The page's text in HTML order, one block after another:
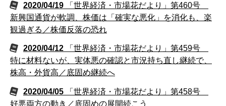
2020/04/19
「世界経済・市場花だより」第460号
新興国通貨が軟調、株価は「確実な悪化」を消化も、楽
観過ぎる／株価反落の恐れ
2020/04/12
「世界経済・市場花だより」第459号
特に材料ないが、実体悪の確認と市況持ち直し継続で、
株高・外貨高／底固め継続へ
2020/04/05
「世界経済・市場花だより」第458号
好悪両方の動き／底固めの展開続こう